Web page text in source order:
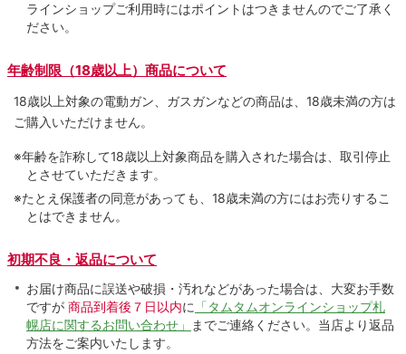
ラインショップご利用時にはポイントはつきませんのでご了承く
ださい。
年齢制限（18歳以上）商品について
18歳以上対象の電動ガン、ガスガンなどの商品は、18歳未満の方は
ご購入いただけません。
※年齢を詐称して18歳以上対象商品を購入された場合は、取引停止
とさせていただきます。
※たとえ保護者の同意があっても、18歳未満の方にはお売りするこ
とはできません。
初期不良・返品について
お届け商品に誤送や破損・汚れなどがあった場合は、大変お手数
ですが 商品到着後７日以内に 「タムタムオンラインショップ札
幌店に関するお問い合わせ」
までご連絡ください。当店より返品
方法をご案内いたします。